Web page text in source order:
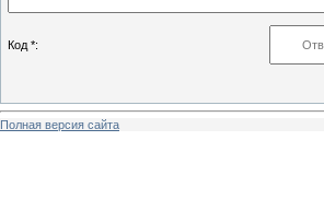
Код *:
Полная версия сайта